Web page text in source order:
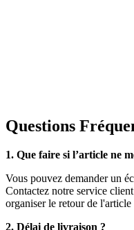
Questions
1. Que faire si l’article ne
Vous pouvez demander un
Contactez notre service
organiser le retour de
2. Délai de livraison ?